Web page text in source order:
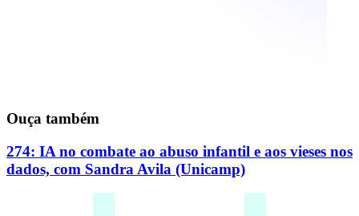
Ouça também
274: IA no combate ao abuso infantil e aos vieses nos
dados, com Sandra Avila (Unicamp)